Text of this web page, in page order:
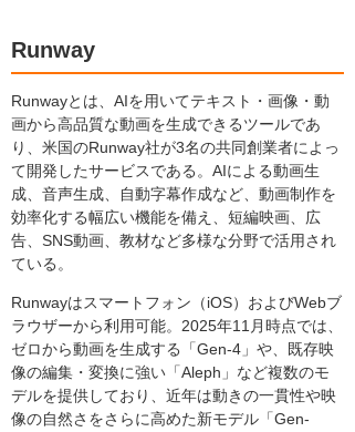
Runway
Runwayとは、AIを用いてテキスト・画像・動
画から高品質な動画を生成できるツールであ
り、米国のRunway社が3名の共同創業者によっ
て開発したサービスである。AIによる動画生
成、音声生成、自動字幕作成など、動画制作を
効率化する幅広い機能を備え、短編映画、広
告、SNS動画、教材など多様な分野で活用され
ている。
Runwayはスマートフォン（iOS）およびWebブ
ラウザーから利用可能。2025年11月時点では、
ゼロから動画を生成する「Gen-4」や、既存映
像の編集・変換に強い「Aleph」など複数のモ
デルを提供しており、近年は動きの一貫性や映
像の自然さをさらに高めた新モデル「Gen-